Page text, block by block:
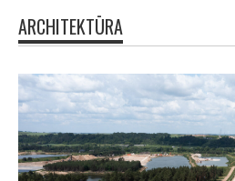
ARCHITEKTŪRA